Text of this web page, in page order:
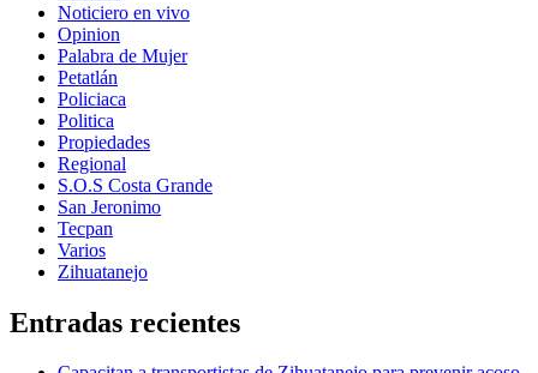
Noticiero en vivo
Opinion
Palabra de Mujer
Petatlán
Policiaca
Politica
Propiedades
Regional
S.O.S Costa Grande
San Jeronimo
Tecpan
Varios
Zihuatanejo
Entradas recientes